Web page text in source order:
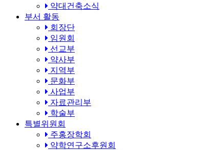
약대건축소식
부서 활동
회장단
임원회
선교부
약사부
지역부
문화부
사업부
자료관리부
학술부
특별위원회
주홍장학회
약학연구소후원회